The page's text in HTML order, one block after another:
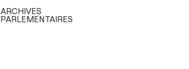
ARCHIVES
PARLEMENTAIRES